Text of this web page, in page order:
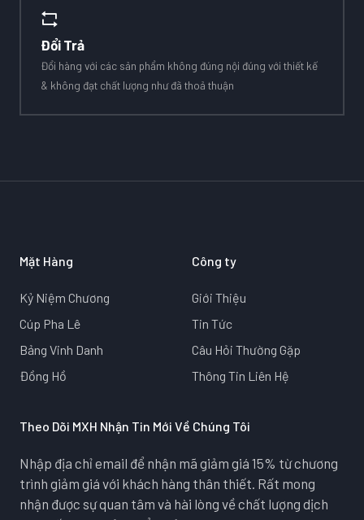
Đổi Trả
Đổi hàng với các sản phẩm không đúng nội đúng với thiết kế
& không đạt chất lượng như đã thoả thuận
Mặt Hàng
Kỷ Niệm Chương
Cúp Pha Lê
Bảng Vinh Danh
Đồng Hồ
Công ty
Giới Thiệu
Tin Tức
Câu Hỏi Thường Gặp
Thông Tin Liên Hệ
Theo Dõi MXH Nhận Tin Mới Về Chúng Tôi
Nhập địa chỉ email để nhận mã giảm giá 15% từ chương
trình giảm giá với khách hàng thân thiết. Rất mong
nhận được sự quan tâm và hài lòng về chất lượng dịch